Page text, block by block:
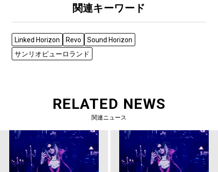
関連キーワード
Linked Horizon Revo
Sound Horizon
サンリオピューロランド
RELATED NEWS
関連ニュース